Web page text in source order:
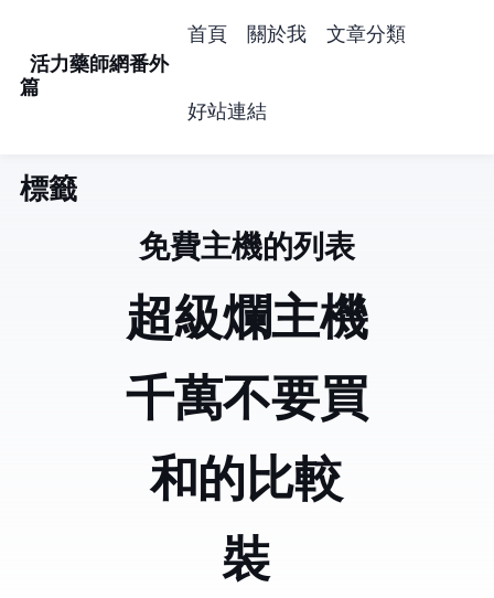
活力藥師網番外
篇
首頁 關於我 文章分類
好站連結
標籤: vps (5)
免費主機的列表
超級爛主機digitalocean
千萬不要買Hostigation
Digitalocean和Linode的比較
Ubuntu裝Nginx+php+mysql+phpmyadmin